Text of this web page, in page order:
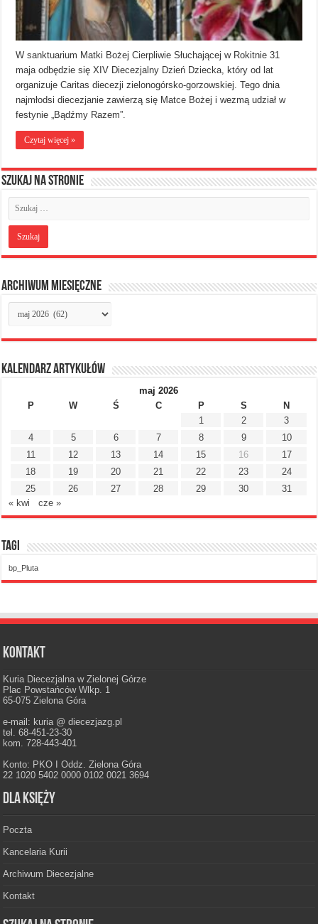
W sanktuarium Matki Bożej Cierpliwie Słuchającej w Rokitnie 31
maja odbędzie się XIV Diecezjalny Dzień Dziecka, który od lat
organizuje Caritas diecezji zielonogórsko-gorzowskiej. Tego dnia
najmłodsi diecezjanie zawierzą się Matce Bożej i wezmą udział w
festynie „Bądźmy Razem”.
Czytaj więcej »
Szukaj na stronie
Archiwum miesięczne
Archiwum
miesięczne
Kalendarz artykułów
maj 2026
P
W Ś C P S
N
1
2
3
4
5 6 7 8 9
10
11
12 13 14 15 16
17
18
19 20 21 22 23
24
25
26 27 28 29 30
31
« kwi
cze »
Tagi
bp_Pluta
Kontakt
Kuria Diecezjalna w Zielonej Górze
Plac Powstańców Wlkp. 1
65-075 Zielona Góra
e-mail: kuria @ diecezjazg.pl
tel. 68-451-23-30
kom. 728-443-401
Konto: PKO I Oddz. Zielona Góra
22 1020 5402 0000 0102 0021 3694
Dla księży
Poczta
Kancelaria Kurii
Archiwum Diecezjalne
Kontakt